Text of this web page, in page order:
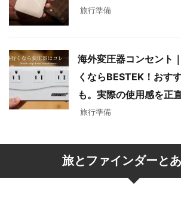
旅行準備
海外変圧器コンセント
くならBESTEK！おす
も。実際の使用感を正
旅行準備
旅とファインダーと